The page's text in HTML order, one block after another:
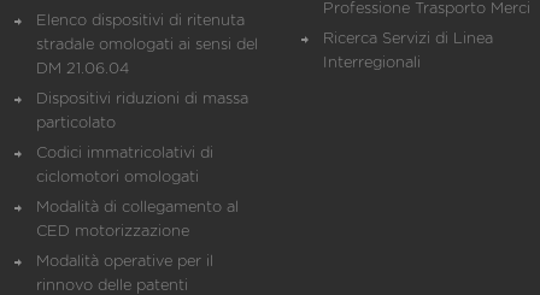
Elenco dispositivi di ritenuta
stradale omologati ai sensi del
DM 21.06.04
Dispositivi riduzioni di massa
particolato
Codici immatricolativi di
ciclomotori omologati
Modalità di collegamento al
CED motorizzazione
Modalità operative per il
rinnovo delle patenti
Professione Trasporto Merci
Ricerca Servizi di Linea
Interregionali